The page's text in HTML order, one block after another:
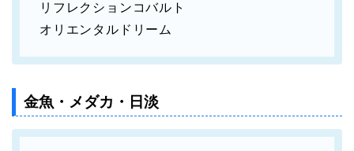
リフレクションコバルト
オリエンタルドリーム
金魚・メダカ・日淡